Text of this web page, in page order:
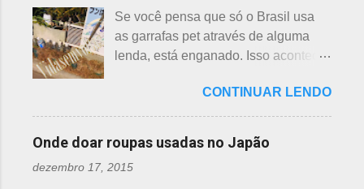
aranha suspensa por um fio de seda
da teia. A aranha fez Sei lembrar da
mãe - pequena e indefesa - e
imediatamente levou a cobra para
bem longe com seu ancinho. A
percebeu, pois além da aranha ser
pequena, ele havia...
hasu, em japonês. Basta dar uma
olhada nas flores para perceber as
grandes diferenças e, para isso, vou
flores de lotus são grandes, que
brotam de hastes compridas e em
apenas 3 cores, branca, creme e
Se você pensa que só o Brasil usa
as garrafas pet através de alguma
lenda, está enganado. Isso acontece
inclusive no Japão. Este assunto é
mais uma das postagens que estava
em rascunho por alguns anos, desde
que passei por estas casas e
descobri pra que serviam essas
CONTINUAR LENDO
Onde doar roupas usadas no Japão
dezembro 17, 2015